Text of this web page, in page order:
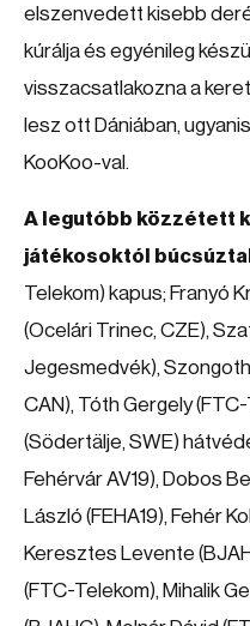
elszenvedett kisebb
kúrálja és egyénileg
visszacsatlakozna a
lesz ott Dániában,
KooKoo-val.
A legutóbb közzétett
játékosoktól
Telekom) kapus; Franyó
(Ocelári Trinec, CZE),
Jegesmedvék),
CAN), Tóth Gergely
(Södertälje, SWE)
Fehérvár AV19), Dobos
László (FEHA19), Fehér
Keresztes Levente
(FTC-Telekom), Mihalik